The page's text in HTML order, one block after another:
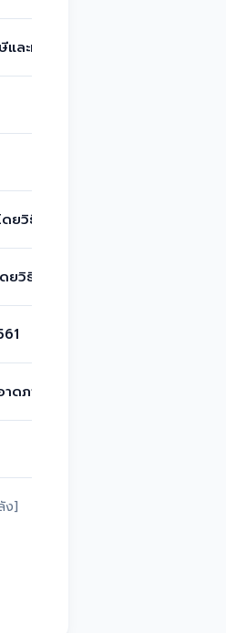
ละทะเบียนทรัพย์สิน
ธีเฉพาะเจาะจง
ธีเฉพาะเจาะจง
ภายในกองวิชาการฯ
ง]